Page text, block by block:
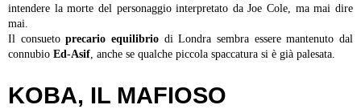
intendere la morte del personaggio interpretato da Joe Cole, ma mai dire
mai.
Il consuetoprecario equilibrio di Londra sembra essere mantenuto dal
connubio Ed-Asif , anche se qualche piccola spaccatura si è già palesata.
KOBA, IL MAFIOSO